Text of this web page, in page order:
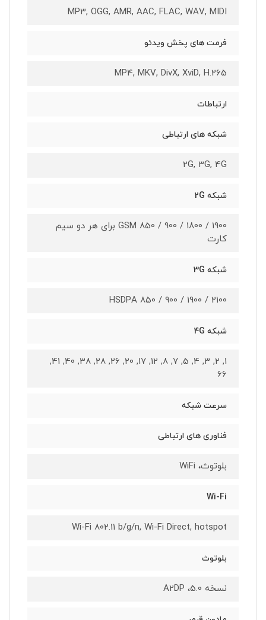
MP3, OGG, AMR, AAC, FLAC, WAV, MIDI
فرمت های پخش ویدئو
MP4, MKV, DivX, XviD, H.265
ارتباطات
شبکه های ارتباطی
2G, 3G, 4G
شبکه 2G
GSM 850 / 900 / 1800 / 1900 برای هر دو سیم
کارت
شبکه 3G
HSDPA 850 / 900 / 1900 / 2100
شبکه 4G
1, 2, 3, 4, 5, 7, 8, 12, 17, 20, 26, 28, 38, 40, 41,
66
سرعت شبکه
فناوری های ارتباطی
بلوتوث، WiFi
Wi-Fi
Wi-Fi 802.11 b/g/n, Wi-Fi Direct, hotspot
بلوتوث
نسخه 5.0، A2DP